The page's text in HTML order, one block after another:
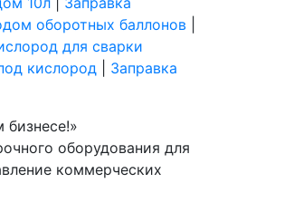
оборотных баллонов
для сварки
кислород
Заправка
оборудования для
коммерческих